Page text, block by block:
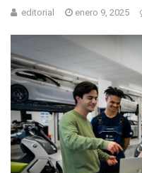
editorial enero 9, 2025